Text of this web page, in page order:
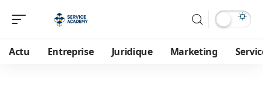
Actu Entreprise Juridique Marketing